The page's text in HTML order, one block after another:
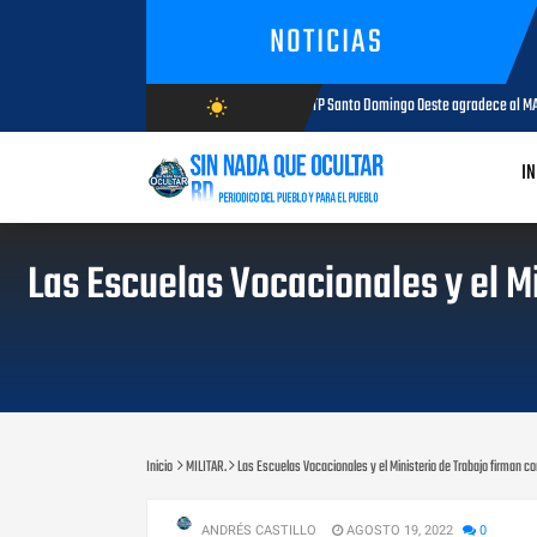
NOTICIAS
wb_sunny
AGOSTO/6/2026
SNTP Santo Domingo Oeste agradece al MAP e impulsará jornada de
Las Escuelas Vocacionales y el
Inicio MILITAR. Las Escuelas Vocacionales y el Ministerio de Trabajo firman
ANDRÉS CASTILLO AGOSTO 19, 2022 0